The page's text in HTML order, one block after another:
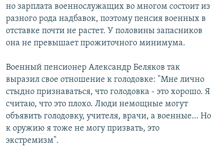
но зарплата военнослужащих во многом состоит из
разного рода надбавок, поэтому пенсия военных в
отставке почти не растет. У половины запасников
она не превышает прожиточного минимума.
Военный пенсионер Александр Беляков так
выразил свое отношение к голодовке: "Мне лично
стыдно признаваться, что голодовка - это хорошо. Я
считаю, что это плохо. Люди немощные могут
объявить голодовку, учителя, врачи, а военные… Но
к оружию я тоже не могу призвать, это
экстремизм".